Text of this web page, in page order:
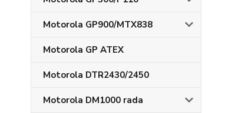
Motorola GP900/MTX838
Motorola GP ATEX
Motorola DTR2430/2450
Motorola DM1000 rada